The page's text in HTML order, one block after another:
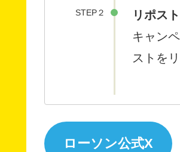
STEP２
リポス
キャン
ストを
ローソン公式X